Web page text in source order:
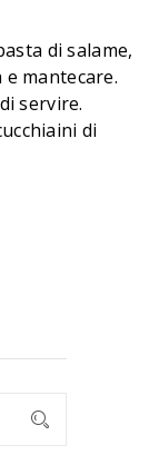
di salame,
mantecare.
servire.
di